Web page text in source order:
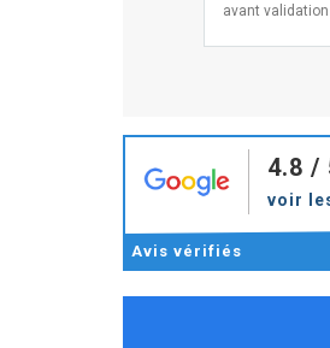
avant validation
4.8 /
voir
Avis vérifiés